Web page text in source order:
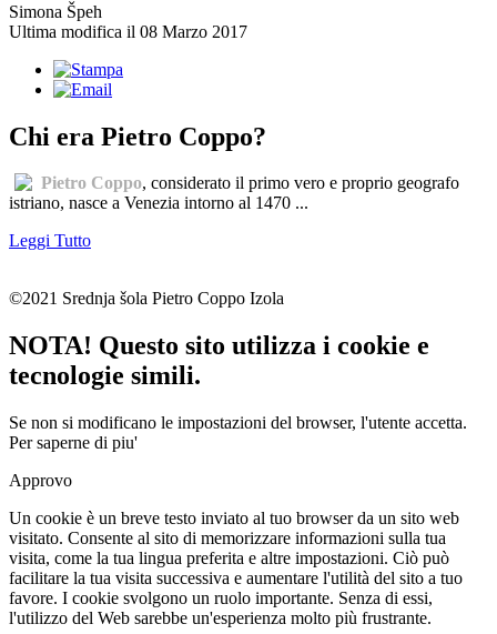
Simona Špeh
Ultima modifica il 08 Marzo 2017
Chi era Pietro Coppo?
Pietro Coppo, considerato il primo vero e proprio geografo
istriano, nasce a Venezia intorno al 1470 ...
Leggi Tutto
©2021 Srednja šola Pietro Coppo Izola
NOTA! Questo sito utilizza i cookie e
tecnologie simili.
Se non si modificano le impostazioni del browser, l'utente accetta.
Per saperne di piu'
Approvo
Un cookie è un breve testo inviato al tuo browser da un sito web
visitato. Consente al sito di memorizzare informazioni sulla tua
visita, come la tua lingua preferita e altre impostazioni. Ciò può
facilitare la tua visita successiva e aumentare l'utilità del sito a tuo
favore. I cookie svolgono un ruolo importante. Senza di essi,
l'utilizzo del Web sarebbe un'esperienza molto più frustrante.